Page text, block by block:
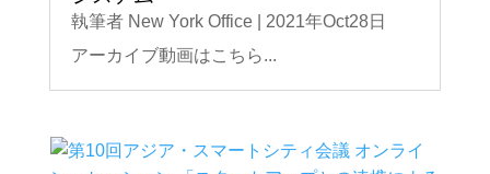
執筆者 New York Office| 2021年Oct28日
アーカイブ動画はこちら...